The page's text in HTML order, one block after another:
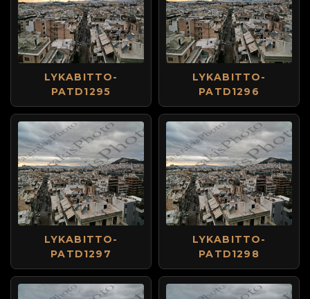
LYKABITTO-
PATD1295
LYKABITTO-
PATD1296
LYKABITTO-
PATD1297
LYKABITTO-
PATD1298